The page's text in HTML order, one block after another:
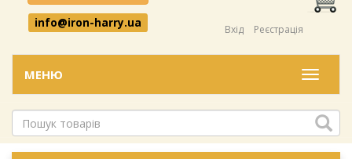
info@iron-harry.ua
Вхід Реєстрація
Меню
МЕНЮ